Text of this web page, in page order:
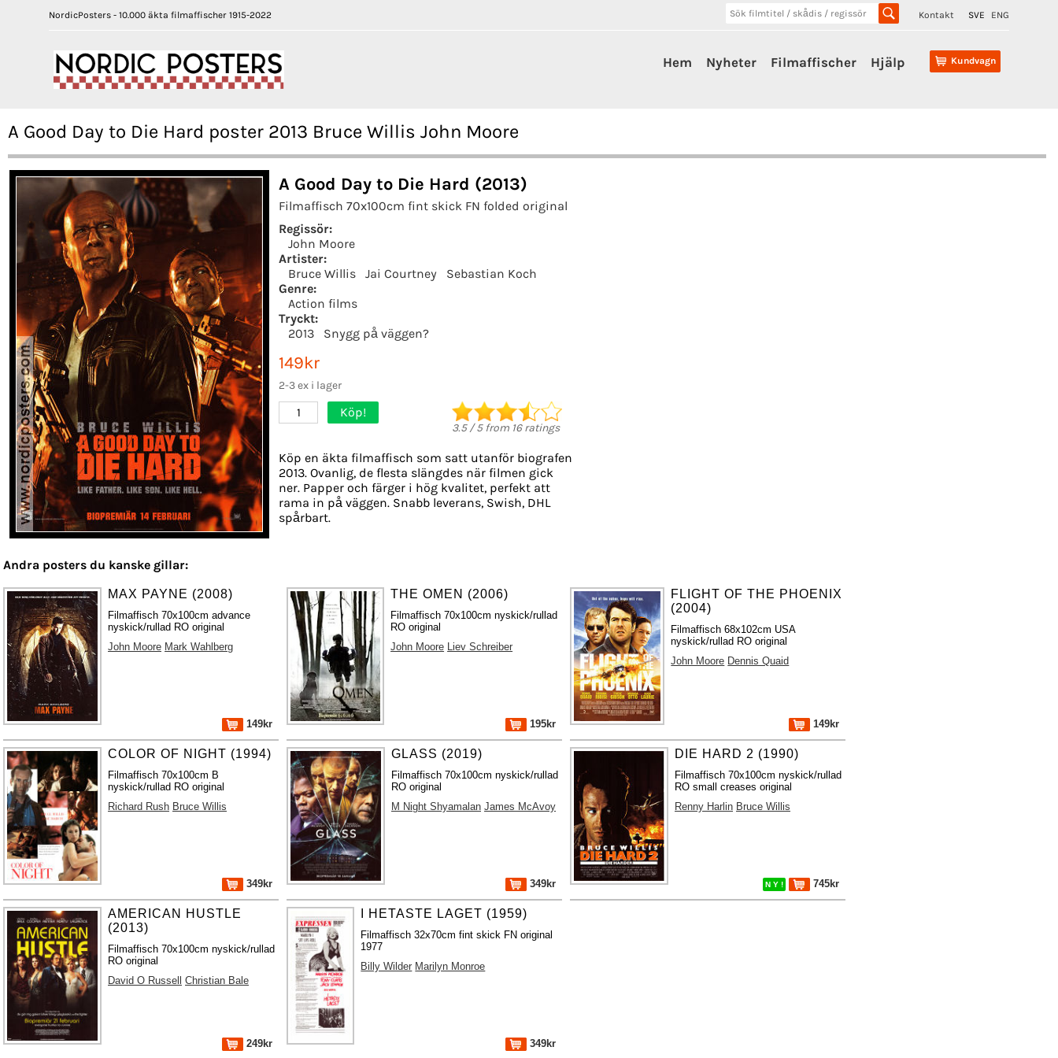
NordicPosters - 10.000 äkta filmaffischer 1915-2022 Kontakt SVE ENG
Kundvagn
Hem Nyheter Filmaffischer Hjälp
A Good Day to Die Hard poster 2013 Bruce Willis John Moore
A Good Day to Die Hard (2013)
Filmaffisch 70x100cm fint skick FN folded original
Regissör:
John Moore
Artister:
Bruce Willis
Jai Courtney
Sebastian Koch
Genre:
Action films
Tryckt:
2013
Snygg på väggen?
149kr
2-3 ex i lager
1 Köp!
3.5/5from 16ratings
Köp en äkta filmaffisch som satt utanför biografen
2013. Ovanlig, de flesta slängdes när filmen gick
ner. Papper och färger i hög kvalitet, perfekt att
rama in på väggen. Snabb leverans, Swish, DHL
spårbart.
Andra posters du kanske gillar:
MAX PAYNE (2008)
Filmaffisch 70x100cm advance
nyskick/rullad RO original
John Moore Mark Wahlberg
149kr
THE OMEN (2006)
Filmaffisch 70x100cm nyskick/rullad
RO original
John Moore Liev Schreiber
195kr
FLIGHT OF THE PHOENIX
(2004)
Filmaffisch 68x102cm USA
nyskick/rullad RO original
John Moore Dennis Quaid
149kr
COLOR OF NIGHT (1994)
Filmaffisch 70x100cm B
nyskick/rullad RO original
Richard Rush Bruce Willis
349kr
GLASS (2019)
Filmaffisch 70x100cm nyskick/rullad
RO original
M Night Shyamalan James McAvoy
349kr
DIE HARD 2 (1990)
Filmaffisch 70x100cm nyskick/rullad
RO small creases original
Renny Harlin Bruce Willis
N Y ! 745kr
AMERICAN HUSTLE
(2013)
Filmaffisch 70x100cm nyskick/rullad
RO original
David O Russell Christian Bale
249kr
I HETASTE LAGET (1959)
Filmaffisch 32x70cm fint skick FN original
1977
Billy Wilder Marilyn Monroe
349kr